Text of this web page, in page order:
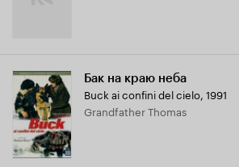
Бак на краю неба
Buck ai confini del cielo, 1991
Grandfather Thomas